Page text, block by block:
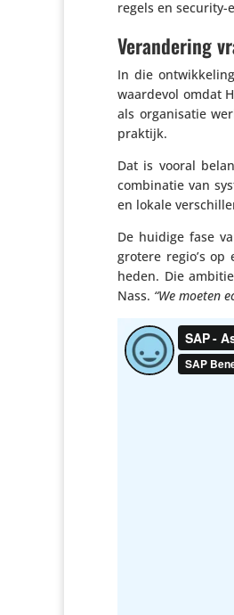
re­gels en security-
Verandering
In die
waardevol omdat
als orga­ni­satie
praktijk.
Dat is vooral
combi­natie van
en lokale
De huidige fase
grotere regio’s
heden. Die
Nass. “We moeten